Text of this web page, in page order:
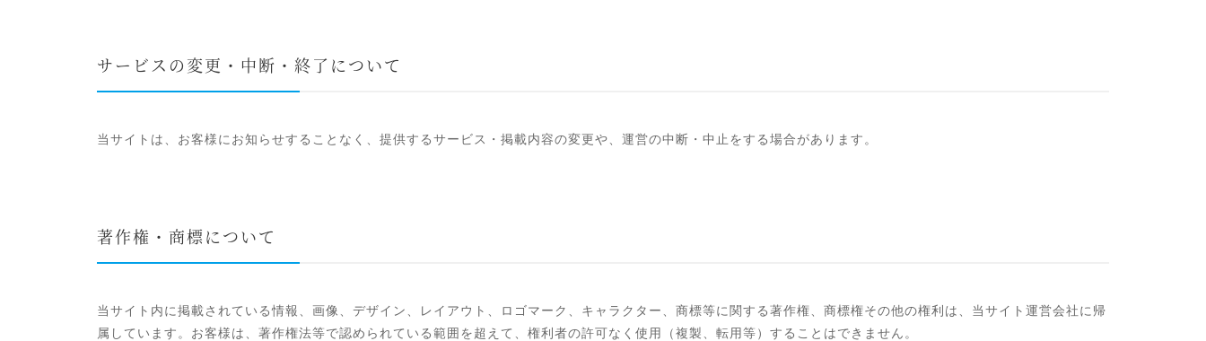
サービスの変更・中断・終了について
当サイトは、お客様にお知らせすることなく、提供するサービス・掲載内容の変更や、運営の中断・中止をする場合があります。
著作権・商標について
当サイト内に掲載されている情報、画像、デザイン、レイアウト、ロゴマーク、キャラクター、商標等に関する著作権、商標権その他の権利は、当サイト運営会社に帰
属しています。お客様は、著作権法等で認められている範囲を超えて、権利者の許可なく使用（複製、転用等）することはできません。